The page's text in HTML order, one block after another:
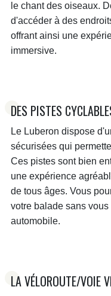
le chant des oiseaux.
d'accéder à des
offrant ainsi une
immersive.
DES PISTES
Le Luberon dispose
sécurisées qui
Ces pistes sont bien
une expérience
de tous âges. Vous
votre balade sans
automobile.
LA VÉLOROUTE/VOIE